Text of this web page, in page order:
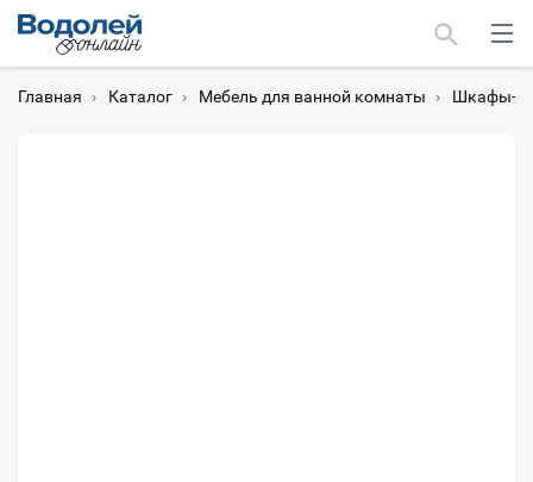
Главная › Каталог › Мебель для ванной комнаты › Шкафы-